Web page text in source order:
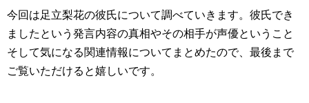
今回は足立梨花の彼氏について調べていきます。彼氏でき
ましたという発言内容の真相やその相手が声優ということ
そして気になる関連情報についてまとめたので、最後まで
ご覧いただけると嬉しいです。